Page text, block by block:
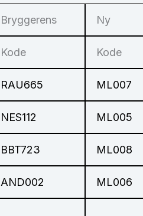
Bryggerens Ny
Kode Kode
RAU665 ML007
NES112 ML005
BBT723 ML008
AND002 ML006